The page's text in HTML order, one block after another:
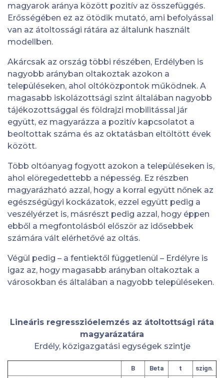
magyarok aránya között pozitív az összefüggés.
Erősségében ez az ötödik mutató, ami befolyással
van az átoltossági rátára az általunk használt
modellben.
Akárcsak az ország többi részében, Erdélyben is
nagyobb arányban oltakoztak azokon a
településeken, ahol oltóközpontok működnek. A
magasabb iskolázottsági szint általában nagyobb
tájékozottsággal és földrajzi mobilitással jár
együtt, ez magyarázza a pozitív kapcsolatot a
beoltottak száma és az oktatásban eltöltött évek
között.
Több oltóanyag fogyott azokon a településeken is,
ahol elöregedettebb a népesség. Ez részben
magyarázható azzal, hogy a korral együtt nőnek az
egészségügyi kockázatok, ezzel együtt pedig a
veszélyérzet is, másrészt pedig azzal, hogy éppen
ebből a megfontolásból először az idősebbek
számára vált elérhetővé az oltás.
Végül pedig – a fentiektől függetlenül – Erdélyre is
igaz az, hogy magasabb arányban oltakoztak a
városokban és általában a nagyobb településeken.
Lineáris regresszióelemzés az átoltottsági ráta
magyarázatára
Erdély, közigazgatási egységek szintje
B Beta t
szign.